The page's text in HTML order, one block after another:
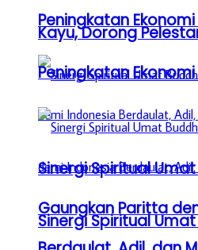
Peningkatan Ekonomi
Sinergi Spiritual
Gaungkan Paritta
Kayu, Dorong
Peningkatan Ekonomi
Sinergi Spiritual